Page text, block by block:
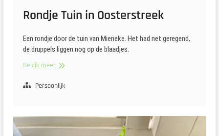
Rondje Tuin in Oosterstreek
Een rondje door de tuin van Mieneke. Het had net geregend,
de druppels liggen nog op de blaadjes.
Bekijk meerRondje
in
Persoonlijk